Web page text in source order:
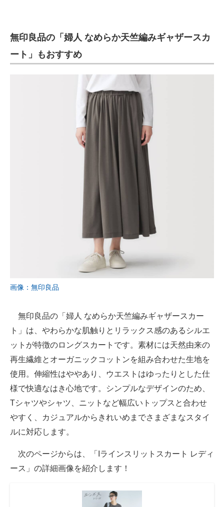
無印良品の「婦人 なめらか天竺編みギャザースカ
ート」もおすすめ
画像：無印良品
無印良品の「婦人 なめらか天竺編みギャザースカー
ト」は、やわらかな肌触りとリラックス感のあるシルエ
ットが特徴のロングスカートです。素材には天然由来の
再生繊維とオーガニックコットンを組み合わせた生地を
使用。伸縮性はややあり、ウエストはゆったりとした仕
様で快適なはき心地です。シンプルなデザインのため、
Tシャツやシャツ、ニットなど幅広いトップスと合わせ
やすく、カジュアルからきれいめまでさまざまなスタイ
ルに対応します。
次のページからは、「Iラインスリットスカート レディ
ース」の詳細画像を紹介します！